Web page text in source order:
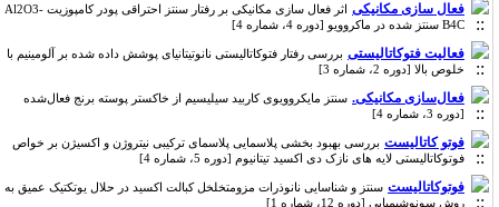
فعال سازی مکانیکی
اثر فعال سازی مکانیکی بر رفتار سنتز احتراقی پودر کامپوزیت Al2O3-
B4C سنتز شده در ماکروویو [دوره 4، شماره 4]
فعالیت فتوکاتالیستی بررسی رفتار فتوکاتالیستی نانوتیتانیای پوشش داده شده بر آلومینیم با
خلوص بالا [دوره 2، شماره 3]
فعال‌سازی مکانیکی. سنتز مایکروویوی کاربید سیلیسیم از خاکستر پوسته برنج فعال‌شده
[دوره 3، شماره 4]
فوتو کاتالیست بررسی بهبود بخشی پلاسمایی پلاسمای ترکیبی نیتروژن و اکسیژن بر خواص
فوتوکاتالیستی لایه های نازک دی اکسید تیتانیوم [دوره 5، شماره 4]
فوتوکاتالیست سنتز و شناسایی نانوذرات مزومتخلخل کبالت اکسید در حلال یوتکتیک عمیق به
روش سونوشیمیایی [دوره 12، شماره 1]